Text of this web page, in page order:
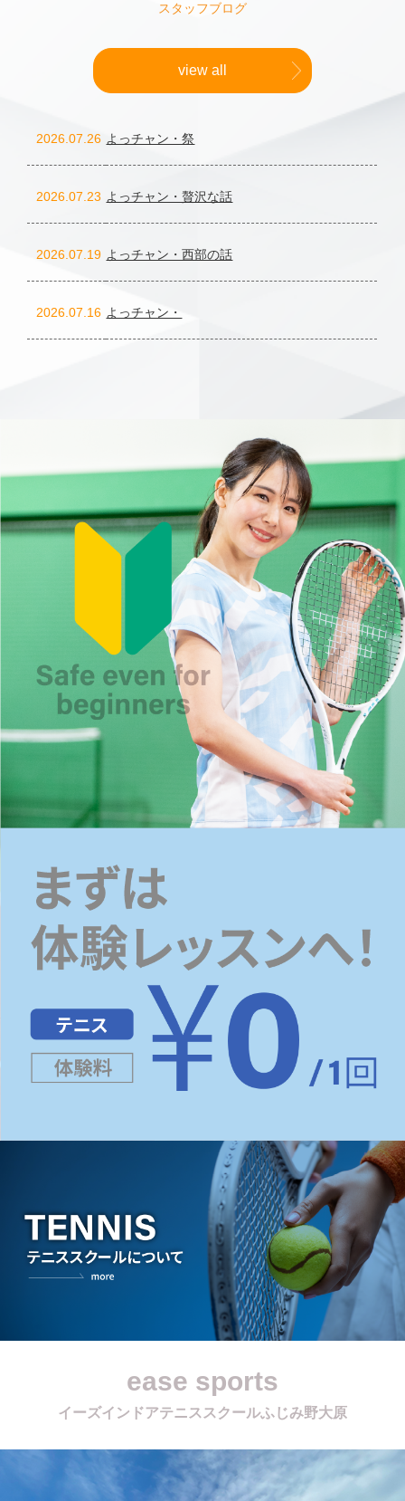
スタッフブログ
view all
2026.07.26 よっチャン・祭
2026.07.23 よっチャン・贅沢な話
2026.07.19 よっチャン・西部の話
2026.07.16 よっチャン・
ease sports
イーズインドアテニススクールふじみ野大原